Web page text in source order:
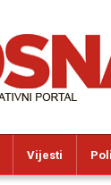
Vijesti